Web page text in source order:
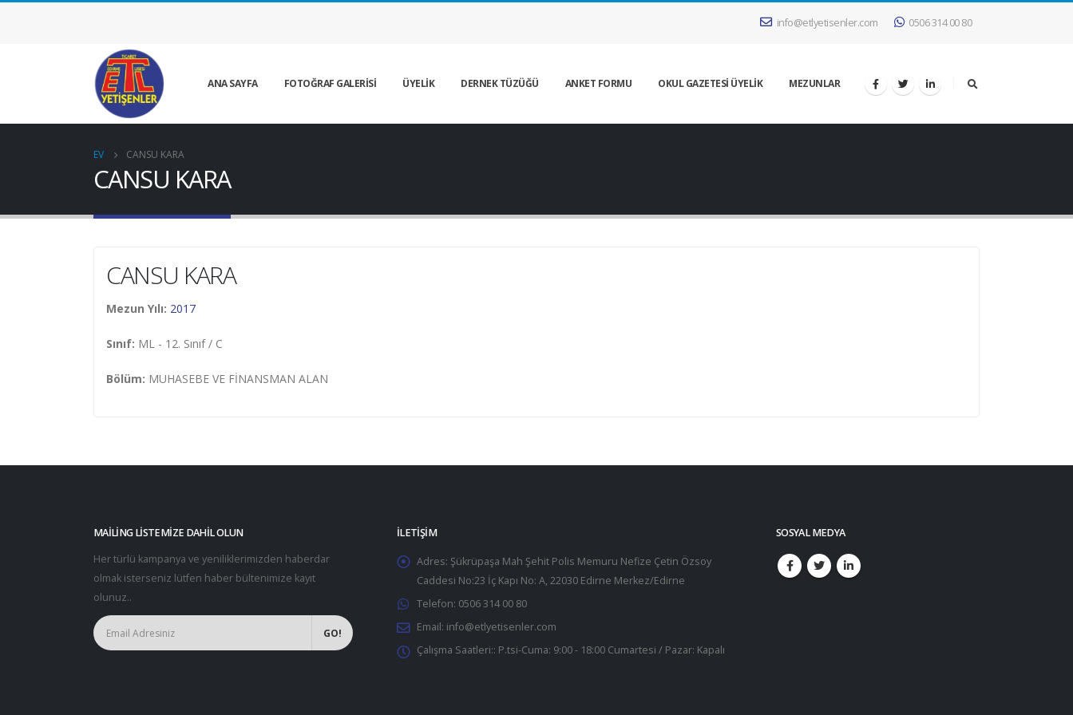
info@etlyetisenler.com 0506 314 00 80
ANA SAYFA FOTOĞRAF GALERİSİ ÜYELİK DERNEK TÜZÜĞÜ ANKET FORMU OKUL GAZETESİ ÜYELİK MEZUNLAR
EV CANSU KARA
CANSU KARA
CANSU KARA
Mezun Yılı: 2017
Sınıf: ML - 12. Sınıf / C
Bölüm: MUHASEBE VE FİNANSMAN ALAN
MAILING LISTEMIZE DAHIL OLUN
Her türlü kampanya ve yeniliklerimizden haberdar
olmak isterseniz lütfen haber bültenimize kayıt
olunuz..
İLETIŞIM
Adres: Şükrüpaşa Mah Şehit Polis Memuru Nefize Çetin Özsoy
Caddesi No:23 İç Kapı No: A, 22030 Edirne Merkez/Edirne
Telefon: 0506 314 00 80
Email: info@etlyetisenler.com
Çalışma Saatleri:: P.tsi-Cuma: 9:00 - 18:00 Cumartesi / Pazar: Kapalı
SOSYAL MEDYA